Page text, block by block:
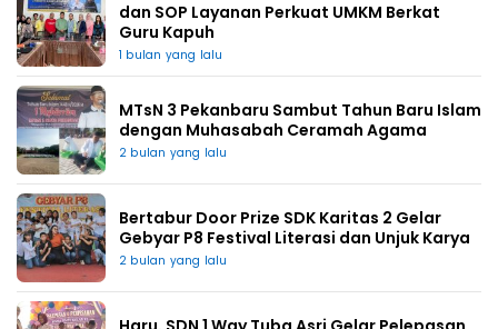
dan SOP Layanan Perkuat UMKM Berkat
Guru Kapuh
1 bulan yang lalu
MTsN 3 Pekanbaru Sambut Tahun Baru Islam
dengan Muhasabah Ceramah Agama
2 bulan yang lalu
Bertabur Door Prize SDK Karitas 2 Gelar
Gebyar P8 Festival Literasi dan Unjuk Karya
2 bulan yang lalu